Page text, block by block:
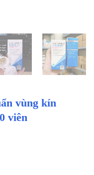
vùng kín
viên